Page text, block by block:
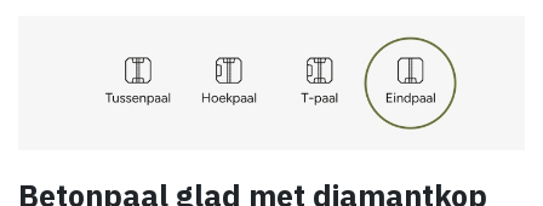
Betonpaal glad met diamantkop